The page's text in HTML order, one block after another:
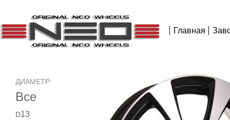
Главная
ДИАМЕТР:
Все
D13